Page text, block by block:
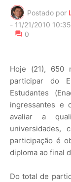
Postado por
- 11/21/2010
0
Hoje (21), 650
participar do
Estudantes
ingressantes e
avaliar a
universidades,
participação é
diploma ao final
Do total de